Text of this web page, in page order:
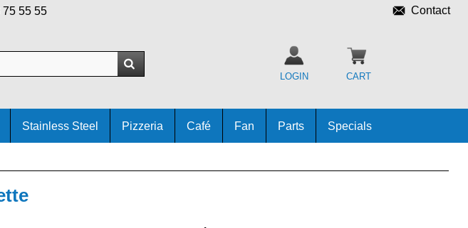
75 55 55 Contact
LOGIN CART
Stainless Steel Pizzeria Café Fan Parts Specials